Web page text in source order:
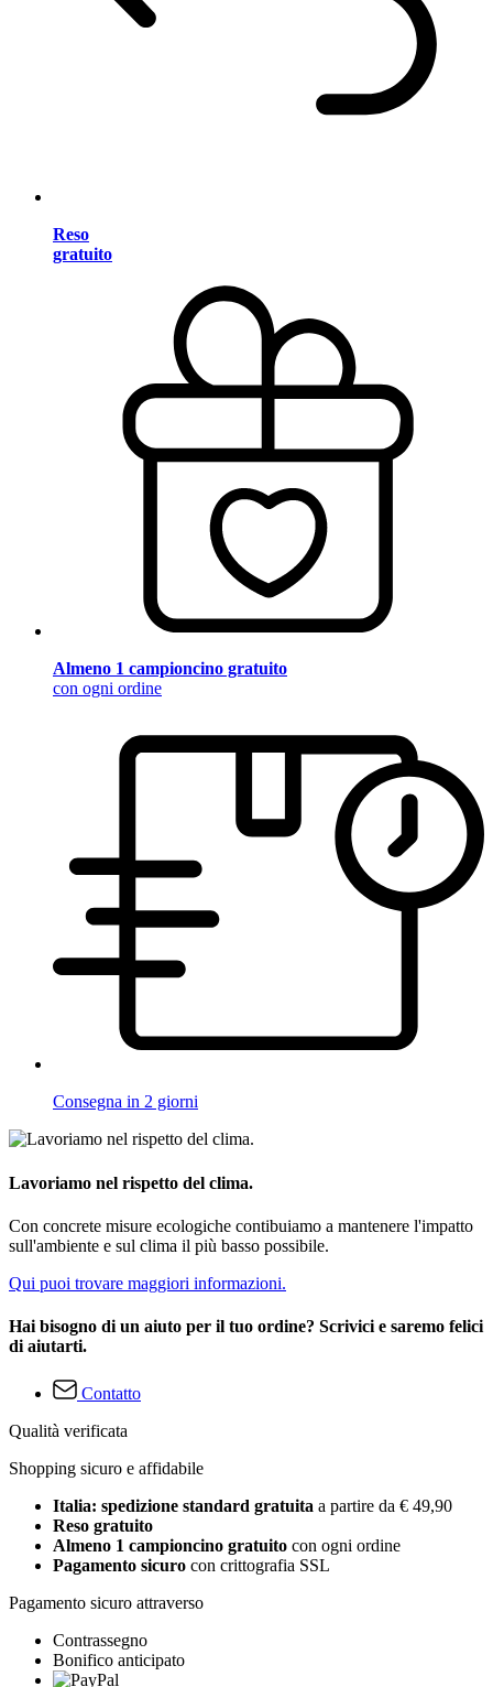
Reso
gratuito
Almeno 1 campioncino gratuito
con ogni ordine
Consegna in 2 giorni
Lavoriamo nel rispetto del clima.
Con concrete misure ecologiche contibuiamo a mantenere l'impatto
sull'ambiente e sul clima il più basso possibile.
Qui puoi trovare maggiori informazioni.
Hai bisogno di un aiuto per il tuo ordine? Scrivici e saremo felici
di aiutarti.
Contatto
Qualità verificata
Shopping sicuro e affidabile
Italia: spedizione standard gratuita a partire da € 49,90
Reso gratuito
Almeno 1 campioncino gratuito con ogni ordine
Pagamento sicuro con crittografia SSL
Pagamento sicuro attraverso
Contrassegno
Bonifico anticipato